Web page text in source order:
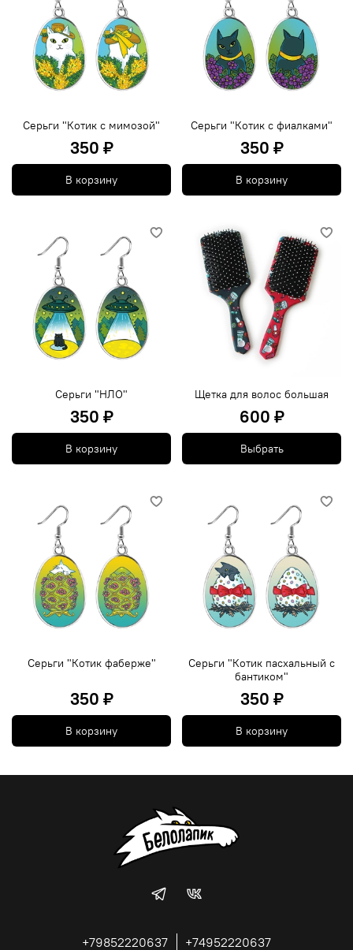
Серьги "Котик с мимозой"
350 ₽
В корзину
Серьги "Котик с фиалками"
350 ₽
В корзину
Серьги "НЛО"
350 ₽
В корзину
Щетка для волос большая
600 ₽
Выбрать
Серьги "Котик фаберже"
350 ₽
В корзину
Серьги "Котик пасхальный с
бантиком"
350 ₽
В корзину
+79852220637 +74952220637